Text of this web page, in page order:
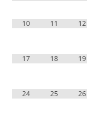
10 11 12
17 18 19
24 25 26